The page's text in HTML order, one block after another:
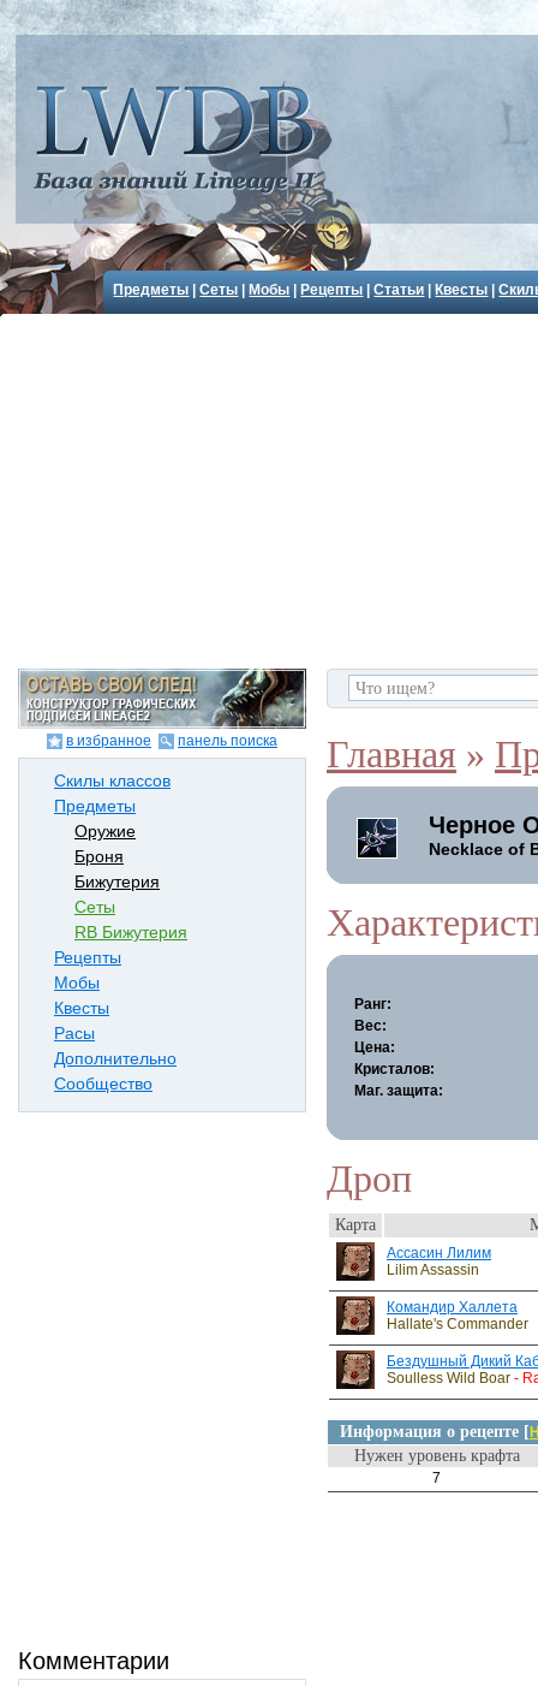
Предметы |Сеты Мобы Рецепты |Статьи Квесты |
в избранное панель поиска
Скилы классов
Предметы
Оружие
Броня
Бижутерия
Сеты
RB Бижутерия
Рецепты
Мобы
Квесты
Расы
Дополнительно
Сообщество
Комментарии
Главная »
Черное
Necklace of
Ранг:
Вес:
Цена:
Кристалов:
Маг. защита:
Дроп
Карта
Ассасин Лилим
Lilim Assassin
Командир Халлета
Hallate's Commander
Бездушный Дикий
Soulless Wild Boar -
Информация о рецепте [
Нужен уровень крафта
7